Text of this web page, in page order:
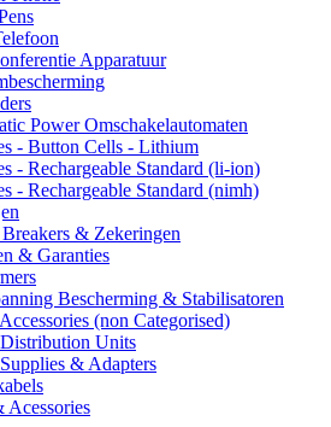
Apparatuur
Power Omschakelautomaten
- Button Cells - Lithium
- Rechargeable Standard (li-ion)
- Rechargeable Standard (nimh)
& Zekeringen
& Garanties
Bescherming & Stabilisatoren
(non Categorised)
Units
& Adapters
Acessories